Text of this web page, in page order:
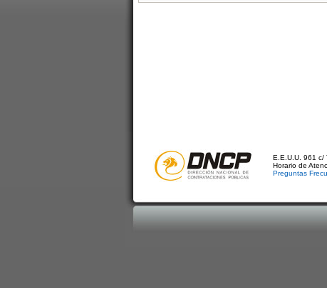
E.E.U.U. 961 c/
Horario de
Preguntas